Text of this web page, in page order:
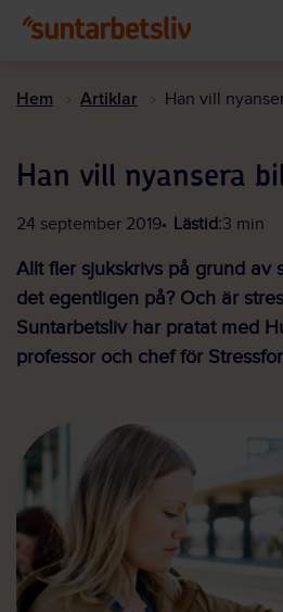
till
Hem Artiklar Han vill
Han vill nyansera
24 september 2019 Lästid:3 min
Allt fler sjukskrivs på grund av
det egentligen på? Och är
Suntarbetsliv har pratat med
professor och chef för